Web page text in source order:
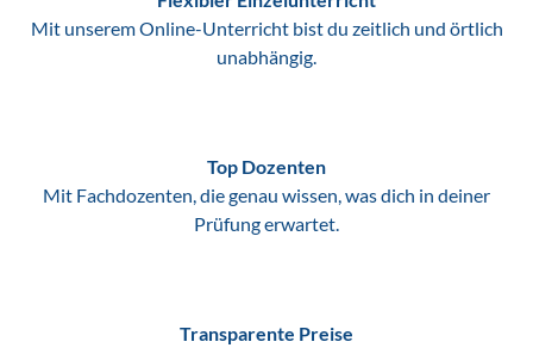
Mit unserem Online-Unterricht bist du zeitlich und örtlich
unabhängig.
Top Dozenten
Mit Fachdozenten, die genau wissen, was dich in deiner
Prüfung erwartet.
Transparente Preise